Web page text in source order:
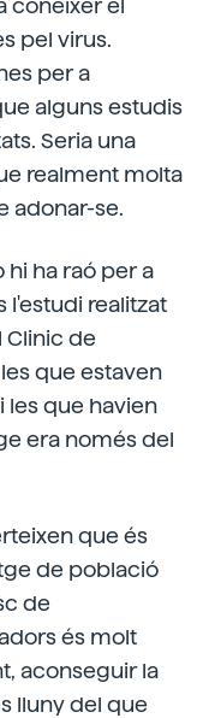
conèixer el
pel virus.
per a
alguns estudis
Seria una
realment molta
adonar-se.
ha raó per a
l'estudi realitzat
Clinic de
que estaven
les que havien
era només del
que és
de població
de
és molt
aconseguir la
lluny del que